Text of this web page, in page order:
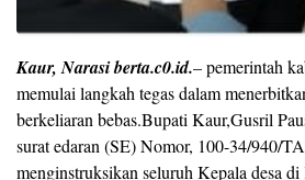
Kaur, Narasi berta.c0.id.– pemerintah
memulai langkah tegas dalam
berkeliaran bebas.Bupati Kaur,Gusril
surat edaran (SE) Nomor, 100-34/940/
menginstruksikan seluruh Kepala desa